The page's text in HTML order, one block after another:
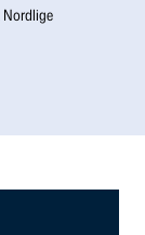
Nordlige